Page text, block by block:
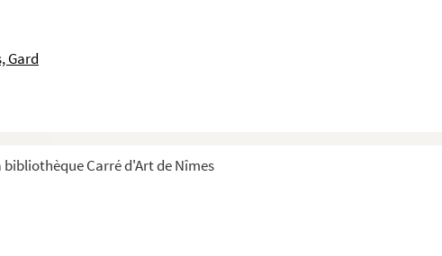
Gard
Carré d'Art de Nîmes
l’Histoire littéraire (1650-1700)